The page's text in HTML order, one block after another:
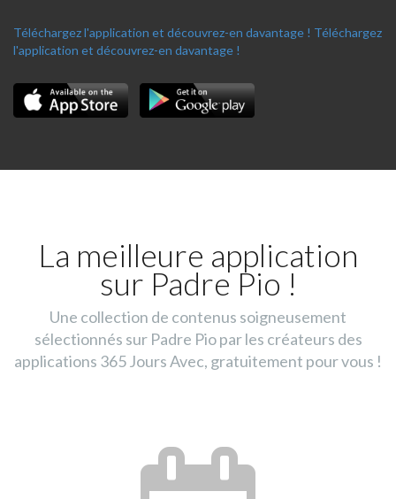
Téléchargez l'application et découvrez-en davantage ! Téléchargez
l'application et découvrez-en davantage !
La meilleure application
sur Padre Pio !
Une collection de contenus soigneusement
sélectionnés sur Padre Pio par les créateurs des
applications 365 Jours Avec, gratuitement pour vous !